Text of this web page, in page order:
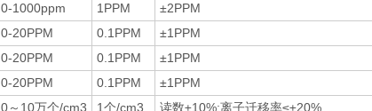
0-1000ppm 1PPM
±2PPM
0-20PPM 0.1PPM
±1PPM
0-20PPM 0.1PPM
±1PPM
0-20PPM 0.1PPM
±1PPM
0～10万个/cm3 1个/cm3
读数±10%;离子迁移率≤±20%